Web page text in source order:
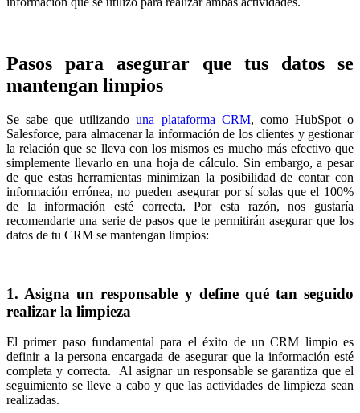
Pasos para asegurar que tus datos se
mantengan limpios
Se sabe que utilizandouna plataforma CRM, como HubSpot o
Salesforce, para almacenar la información de los clientes y gestionar
la relación que se lleva con los mismos es mucho más efectivo que
simplemente llevarlo en una hoja de cálculo. Sin embargo, a pesar
de que estas herramientas minimizan la posibilidad de contar con
información errónea, no pueden asegurar por sí solas que el 100%
de la información esté correcta. Por esta razón, nos gustaría
recomendarte una serie de pasos que te permitirán asegurar que los
datos de tu CRM se mantengan limpios:
1. Asigna un responsable y define qué tan seguido
realizar la limpieza
El primer paso fundamental para el éxito de un CRM limpio es
definir a la persona encargada de asegurar que la información esté
completa y correcta. Al asignar un responsable se garantiza que el
seguimiento se lleve a cabo y que las actividades de limpieza sean
realizadas.